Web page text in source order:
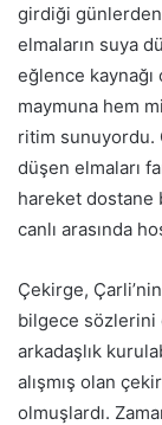
girdiği
elmaların suya
eğlence kaynağı
maymuna hem
ritim sunuyordu.
düşen elmaları
hareket dostane
canlı arasında
Çekirge,
bilgece
arkadaşlık
alışmış olan
olmuşlardı.